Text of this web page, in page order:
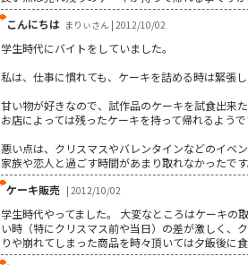
こんにちは まりぃさん | 2012/10/02
学生時代にバイトをしていました。
私は、仕事に慣れても、ケーキを詰める時は緊張し
甘い物が好きなので、試作品のケーキを試食出来
お店によっては残ったケーキを持って帰れるよう
悪い点は、クリスマスやバレンタインなどのイベ
家族や恋人と過ごす時間があまり取れなかったです
ケーキ販売 | 2012/10/02
学生時代やってました。 大変なところはケーキの
い時（特にクリスマス前や当日）の差が激しく、
りや崩れてしまった商品を時々頂いては夕飯後に